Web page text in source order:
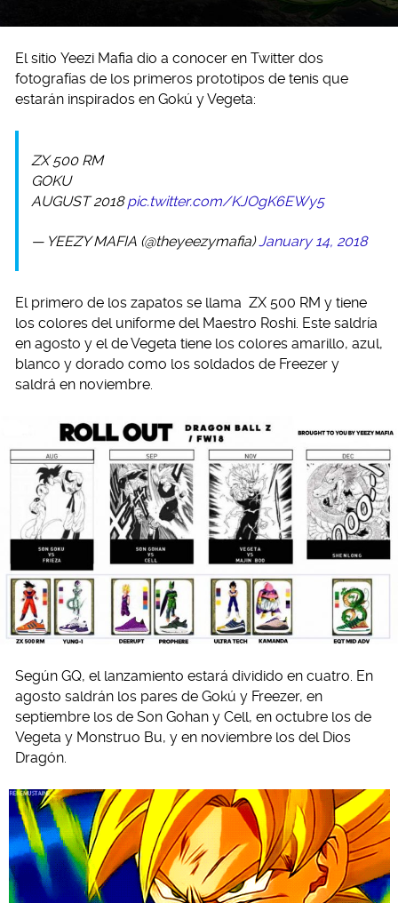
El sitio Yeezi Mafia dio a conocer en Twitter dos
fotografías de los primeros prototipos de tenis que
estarán inspirados en Gokú y Vegeta:
ZX 500 RM
GOKU
AUGUST 2018pic.twitter.com/KJOgK6EWy5
— YEEZY MAFIA (@theyeezymafia)January 14, 2018
El primero de los zapatos se llama ZX 500 RM y tiene
los colores del uniforme del Maestro Roshi. Este saldría
en agosto y el de Vegeta tiene los colores amarillo, azul,
blanco y dorado como los soldados de Freezer y
saldrá en noviembre.
Según GQ, el lanzamiento estará dividido en cuatro. En
agosto saldrán los pares de Gokú y Freezer, en
septiembre los de Son Gohan y Cell, en octubre los de
Vegeta y Monstruo Bu, y en noviembre los del Dios
Dragón.